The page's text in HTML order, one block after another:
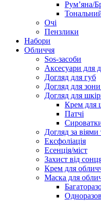
Рум’яна/
Очі
Пензлики
Набори
Обличчя
Sos-засоби
Аксесуари для
Догляд для губ
Догляд для
Догляд для
Крем для
Патчі
Догляд за
Ексфоліація
Есенція/міст
Захист від
Крем для
Маска для